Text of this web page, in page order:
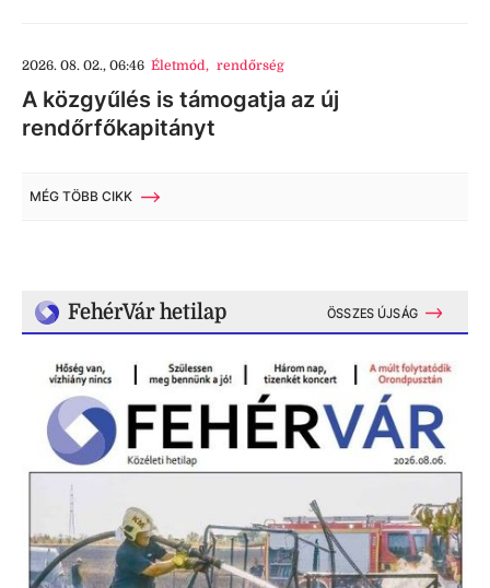
2026. 08. 02., 06:46 Életmód, rendőrség
A közgyűlés is támogatja az új
rendőrfőkapitányt
MÉG TÖBB CIKK
FehérVár hetilap ÖSSZES ÚJSÁG